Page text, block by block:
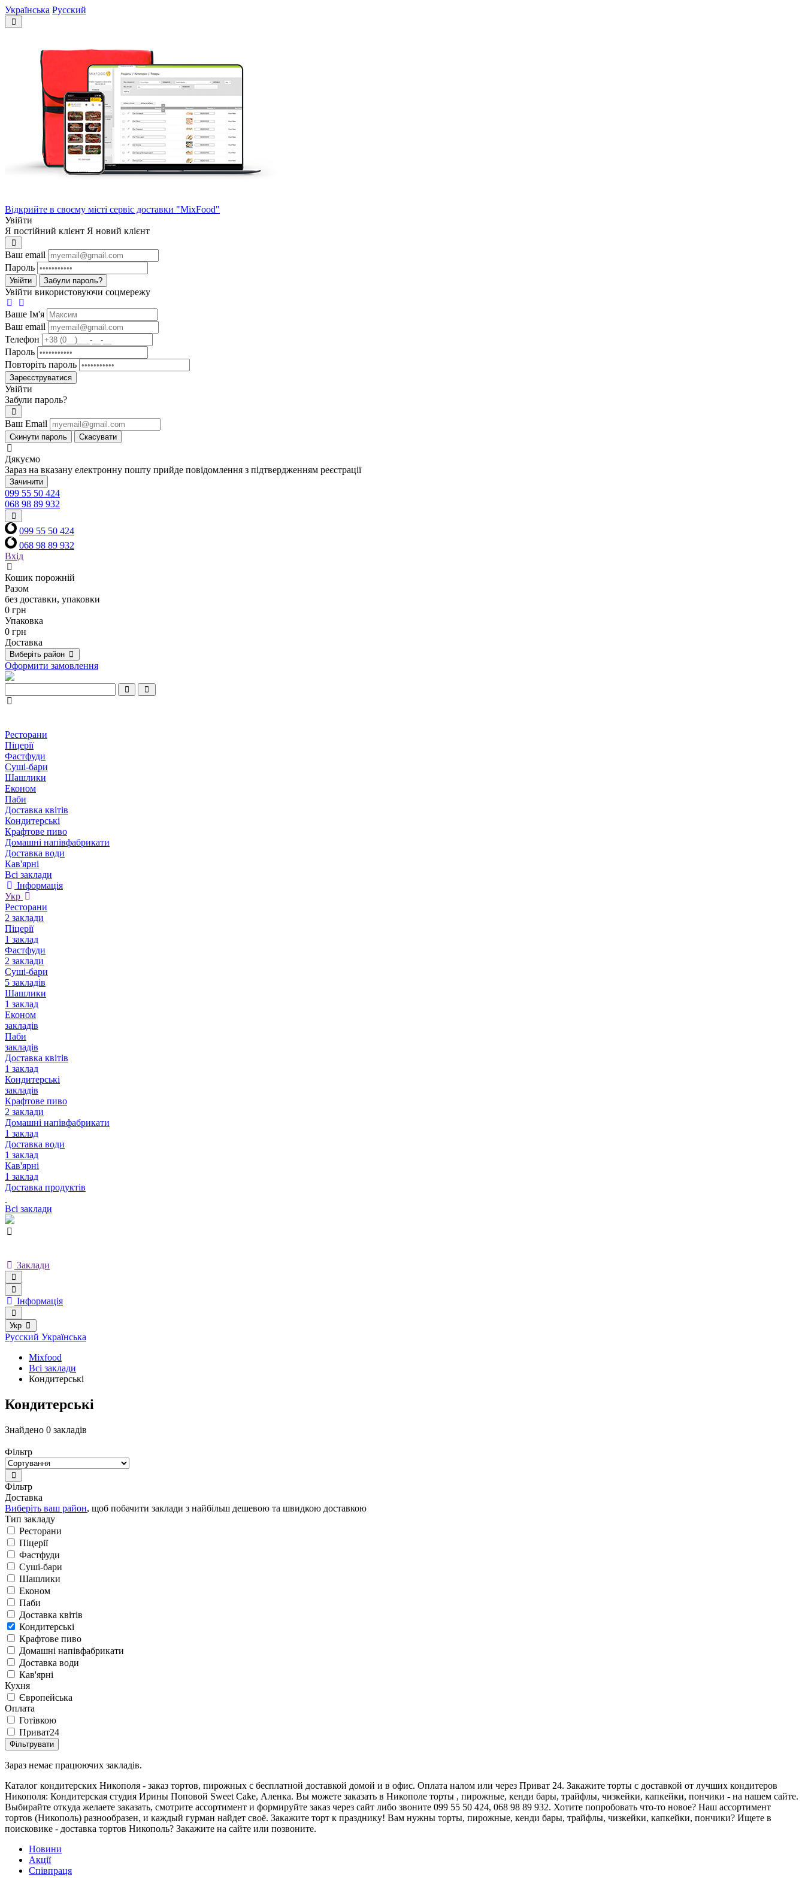
Українська Русский
Відкрийте в своєму місті сервіс доставки "MixFood"
Увійти
Я постійний клієнт Я новий клієнт
Ваш email
Пароль
Увійти Забули пароль?
Увійти використовуючи соцмережу
Ваше Iм'я
Ваш email
Телефон
Пароль
Повторіть пароль
Зареєструватися
Увійти
Забули пароль?
Ваш Email
Скинути пароль Скасувати
Дякуємо
Зараз на вказану електронну пошту прийде повідомлення з підтвердженням реєстрації
Зачинити
099 55 50 424
068 98 89 932
099 55 50 424
068 98 89 932
Вхід
Кошик порожній
Разом
без доставки, упаковки
0 грн
Упаковка
0 грн
Доставка
Виберіть район
Оформити замовлення
Ресторани
Піцерії
Фастфуди
Суші-бари
Шашлики
Економ
Паби
Доставка квітів
Кондитерські
Крафтове пиво
Домашні напівфабрикати
Доставка води
Кав'ярні
Всі заклади
Інформація
Укр
Ресторани
2 заклади
Піцерії
1 заклад
Фастфуди
2 заклади
Суші-бари
5 закладів
Шашлики
1 заклад
Економ
закладів
Паби
закладів
Доставка квітів
1 заклад
Кондитерські
закладів
Крафтове пиво
2 заклади
Домашні напівфабрикати
1 заклад
Доставка води
1 заклад
Кав'ярні
1 заклад
Доставка продуктів
Всі заклади
Заклади
Інформація
Укр
Русский Українська
Mixfood
Всі заклади
Кондитерські
Кондитерські
Знайдено 0 закладів
Фільтр
Фільтр
Доставка
Виберіть ваш район, щоб побачити заклади з найбільш дешевою та швидкою доставкою
Тип закладу
Ресторани
Піцерії
Фастфуди
Суші-бари
Шашлики
Економ
Паби
Доставка квітів
Кондитерські
Крафтове пиво
Домашні напівфабрикати
Доставка води
Кав'ярні
Кухня
Європейська
Оплата
Готівкою
Приват24
Фільтрувати
Зараз немає працюючих закладів.
Каталог кондитерских Никополя - заказ тортов, пирожных с бесплатной доставкой домой и в офис. Оплата налом или через Приват 24. Закажите торты с доставкой от лучших кондитеров
Никополя: Кондитерская студия Ирины Поповой Sweet Cake, Аленка. Вы можете заказать в Никополе торты , пирожные, кенди бары, трайфлы, чизкейки, капкейки, пончики - на нашем сайте.
Выбирайте откуда желаете заказать, смотрите ассортимент и формируйте заказ через сайт либо звоните 099 55 50 424, 068 98 89 932. Хотите попробовать что-то новое? Наш ассортимент
тортов (Никополь) разнообразен, и каждый гурман найдет своё. Закажите торт к празднику! Вам нужны торты, пирожные, кенди бары, трайфлы, чизкейки, капкейки, пончики? Ищете в
поисковике - доставка тортов Никополь? Закажите на сайте или позвоните.
Новини
Акції
Співпраця